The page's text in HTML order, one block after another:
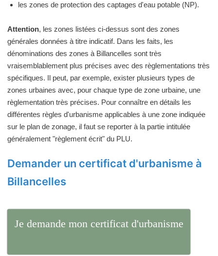
les zones de protection des captages d'eau potable (NP).
Attention, les zones listées ci-dessus sont des zones
générales données à titre indicatif. Dans les faits, les
dénominations des zones à Billancelles sont très
vraisemblablement plus précises avec des règlementations très
spécifiques. Il peut, par exemple, exister plusieurs types de
zones urbaines avec, pour chaque type de zone urbaine, une
règlementation très précises. Pour connaître en détails les
différentes règles d'urbanisme applicables à une zone indiquée
sur le plan de zonage, il faut se reporter à la partie intitulée
généralement "règlement écrit" du PLU.
Demander un certificat d'urbanisme à
Billancelles
Je demande mon certificat d'urbanisme